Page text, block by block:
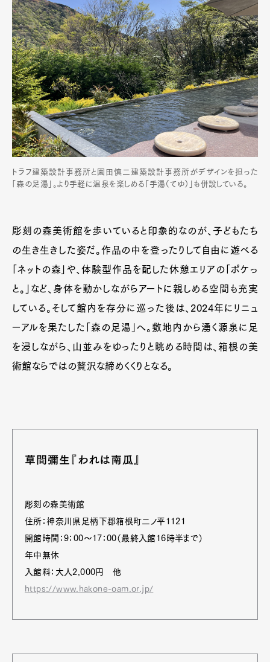
Official Columnist
About
Contact
Pen Meet
Pen international Pen tw
トラフ建築設計事務所と園田慎二建築設計事務所がデザインを担った
「森の足湯」。より手軽に温泉を楽しめる「手湯（てゆ）」も併設している。
彫刻の森美術館を歩いていると印象的なのが、子どもたち
の生き生きした姿だ。作品の中を登ったりして自由に遊べる
「ネットの森」や、体験型作品を配した休憩エリアの「ポケっ
と。」など、身体を動かしながらアートに親しめる空間も充実
している。そして館内を存分に巡った後は、2024年にリニュ
ーアルを果たした「森の足湯」へ。敷地内から湧く源泉に足
を浸しながら、山並みをゆったりと眺める時間は、箱根の美
術館ならではの贅沢な締めくくりとなる。
草間彌生『われは南瓜』
彫刻の森美術館
住所：神奈川県足柄下郡箱根町二ノ平1121
開館時間：9：00〜17：00（最終入館16時半まで）
年中無休
入館料：大人2,000円 他
https://www.hakone-oam.or.jp/